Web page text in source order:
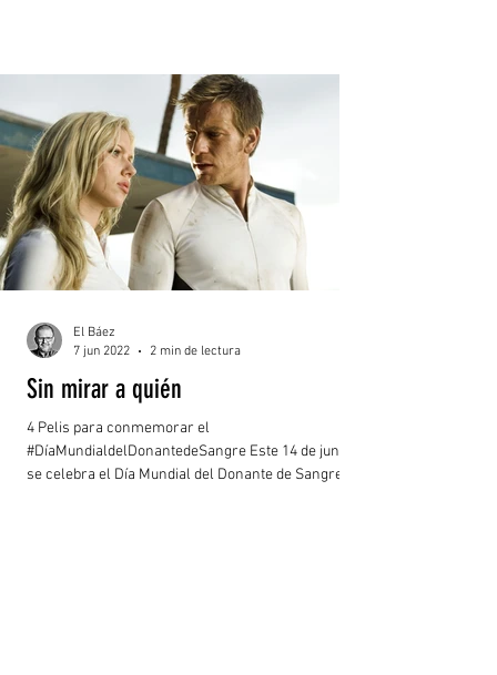
Sin mirar a quién
4 Pelis para conmemorar el
#DíaMundialdelDonantedeSangre Este 14 de junio
se celebra el Día Mundial del Donante de Sangre,
El Báez
7 jun 2022
2 min de lectura